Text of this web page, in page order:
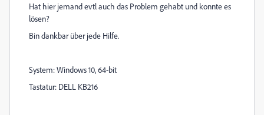
Hat hier jemand evtl auch das Problem gehabt und konnte es
lösen?
Bin dankbar über jede Hilfe.
System: Windows 10, 64-bit
Tastatur: DELL KB216